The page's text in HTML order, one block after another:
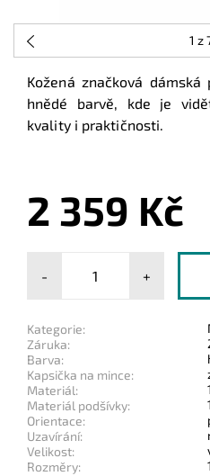
1 z
Kožená značková
hnědé barvě, kde je
kvality i praktičnosti.
2 359 Kč
- +
Kategorie:
Záruka:
Barva:
Kapsička na mince:
Materiál:
Materiál podšívky:
Orientace:
Uzavírání:
Velikost:
Rozměry: